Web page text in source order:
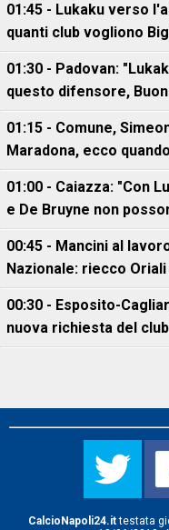
01:45 - Lukaku verso
quanti club vogliono
01:30 - Padovan:
questo difensore,
01:15 - Comune,
Maradona, ecco
01:00 - Caiazza: "Con
e De Bruyne non
00:45 - Mancini al
Nazionale: riecco
00:30 - Esposito-
nuova richiesta del club
CalcioNapoli24.ittestata